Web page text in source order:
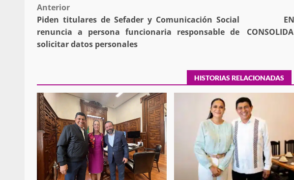
Post
navigation
Anterior
Piden titulares de Sefader y Comunicación Social
renuncia a persona funcionaria responsable de
solicitar datos personales
HISTORIAS RELACIONADAS